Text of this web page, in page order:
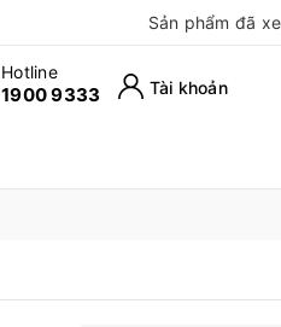
Sản phẩm đã
Hotline
1900 9333 Tài khoản